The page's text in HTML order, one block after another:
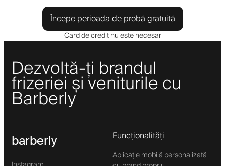
Începe perioada de probă gratuită
Card de credit nu este necesar
Dezvoltă-ți brandul
frizeriei și veniturile cu
Barberly
barberly Funcționalități
Aplicație mobilă personalizată